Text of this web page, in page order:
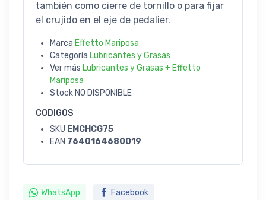
también como cierre de tornillo o para fijar
el crujido en el eje de pedalier.
Marca Effetto Mariposa
Categoría Lubricantes y Grasas
Ver más Lubricantes y Grasas + Effetto
Mariposa
Stock NO DISPONIBLE
CODIGOS
SKU EMCHCG75
EAN 7640164680019
WhatsApp Facebook